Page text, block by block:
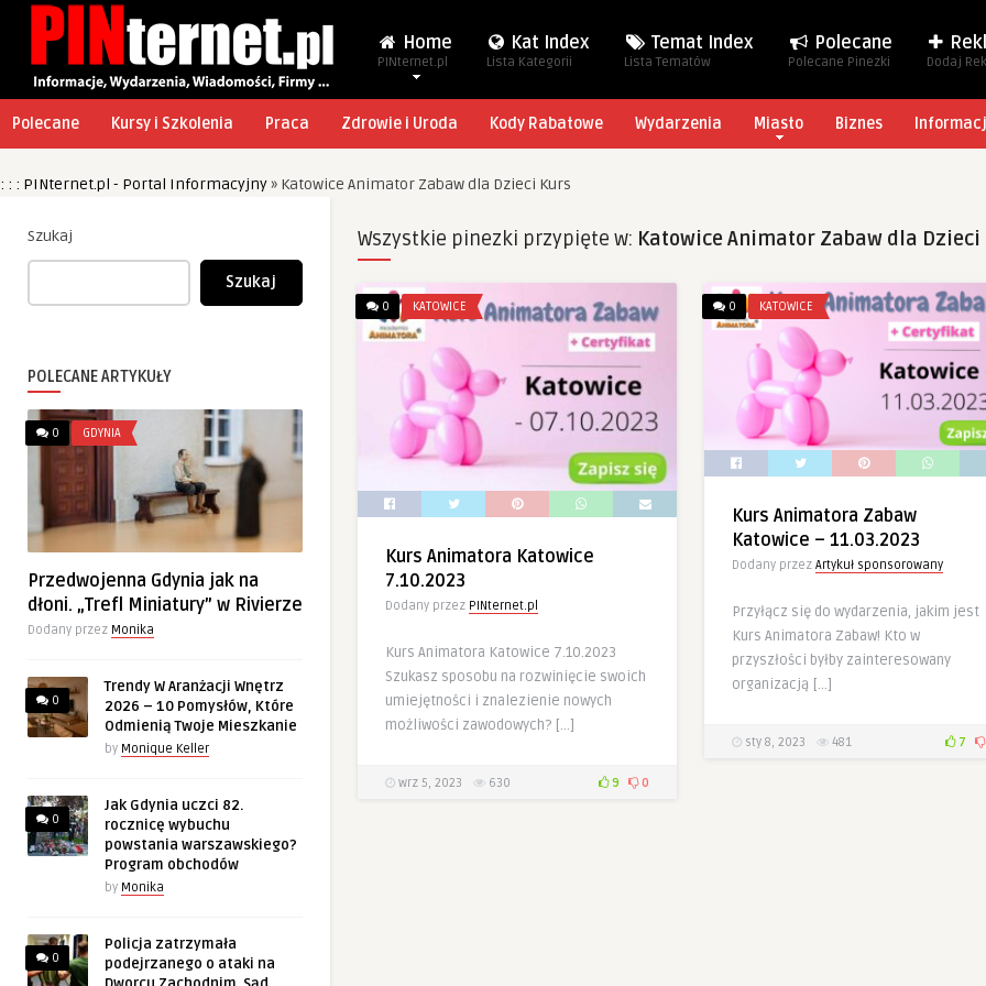
Home
PINternet.pl
Kat Index
Lista Kategorii
Temat Index
Lista Tematów
Polecane
Polecane Pinezki Dodaj
Polecane Kursy i Szkolenia Praca Zdrowie i Uroda Kody Rabatowe Wydarzenia Miasto Biznes
: : : PINternet.pl - Portal Informacyjny» Katowice Animator Zabaw dla Dzieci Kurs
Szukaj
Szukaj
POLECANE ARTYKUŁY
0 GDYNIA
Przedwojenna Gdynia jak na
dłoni. „Trefl Miniatury” w Rivierze
Dodany przez Monika
0
Trendy W Aranżacji Wnętrz
2026 – 10 Pomysłów, Które
Odmienią Twoje Mieszkanie
by Monique Keller
0
Jak Gdynia uczci 82.
rocznicę wybuchu
powstania warszawskiego?
Program obchodów
by Monika
0
Policja zatrzymała
podejrzanego o ataki na
Wszystkie pinezki przypięte w: Katowice Animator Zabaw dla Dzieci
0 KATOWICE
Kurs Animatora Katowice
7.10.2023
Dodany przez PINternet.pl
Kurs Animatora Katowice 7.10.2023
Szukasz sposobu na rozwinięcie swoich
umiejętności i znalezienie nowych
możliwości zawodowych? […]
wrz 5, 2023 630 9 0
0 KATOWICE
Kurs Animatora Zabaw
Katowice – 11.03.2023
Dodany przez Artykuł sponsorowany
Przyłącz się do wydarzenia, jakim jest
Kurs Animatora Zabaw! Kto w
przyszłości byłby zainteresowany
organizacją […]
sty 8, 2023 481 7